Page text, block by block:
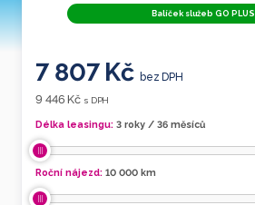
Balíček služeb GO PLUS
7 807 Kč bez DPH
9 446 Kč s DPH
Délka leasingu: 3 roky / 36 měsíců
Roční nájezd: 10 000 km